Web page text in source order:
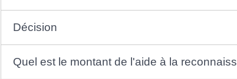
Décision
Quel est le montant de l'aide à la